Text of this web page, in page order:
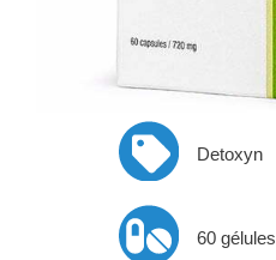
Detoxyn
60 gélules